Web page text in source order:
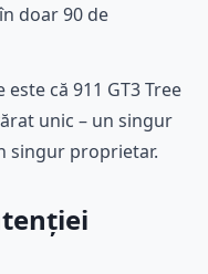
doar 90 de
că 911 GT3 Tree
unic – un singur
singur proprietar.